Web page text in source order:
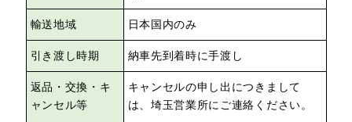
輸送地域 日本国内のみ
引き渡し時期 納車先到着時に手渡し
返品・交換・キ
ャンセル等
キャンセルの申し出につきまして
は、埼玉営業所にご連絡ください。